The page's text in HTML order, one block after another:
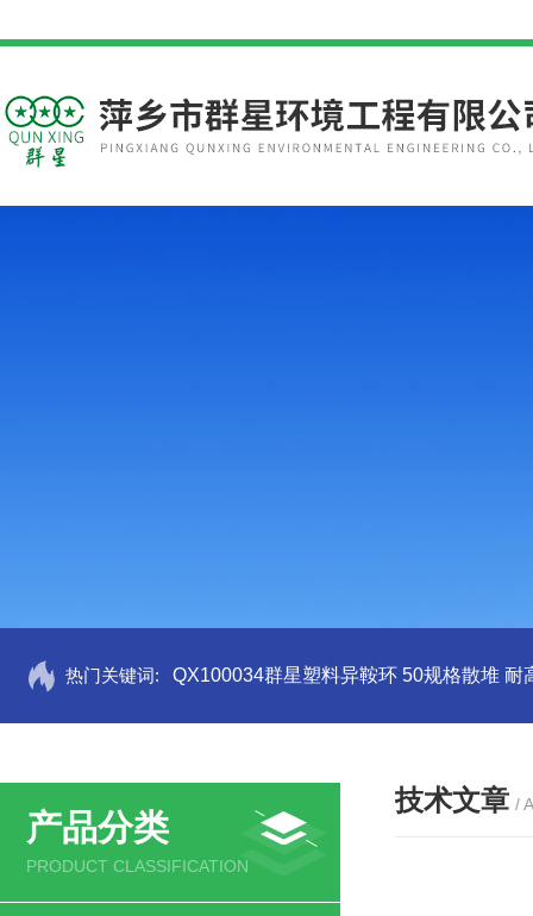
热门关键词: QX100034群星塑料异鞍环 50规格散堆 耐
产品分类
PRODUCT CLASSIFICATION
技术文章 /